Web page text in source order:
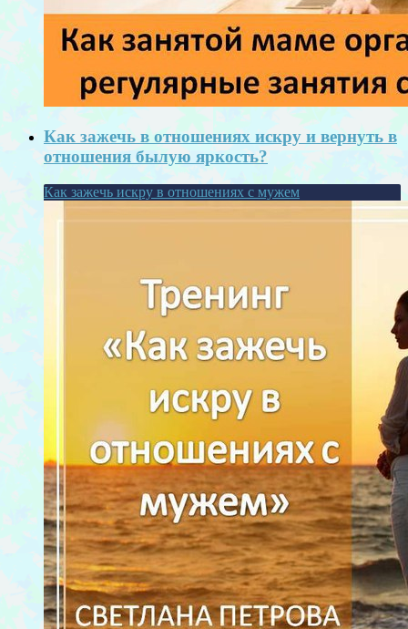
Как зажечь в отношениях искру и вернуть в
отношения былую яркость?
Как зажечь искру в отношениях с мужем